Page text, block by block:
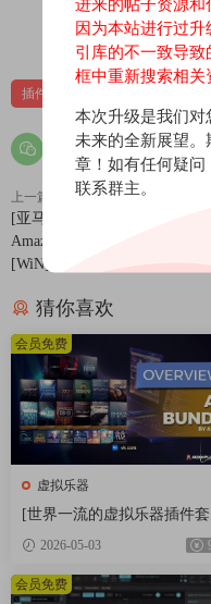
A bucket full of old school
Updated MH HaloVerb
Create your perfect space
Updated MH Multiband
Sometimes the best EQ is a
Updated MH Multiband
Expand your horizons
Updated MH
Sophisticated Transient
A witch says,
* No iLok Driver
* Our release loads
legit version.
0
插件
上一篇
[亚马逊音频转换器工具
Amazon Music Converter v1.9.1
[WiN]（159Mb）
猜你喜欢
虚拟乐器
[世界一流的虚拟乐器插件套
装] AIR Music Technology
uments Bundle 2025-R2R
（5.92GB）
2026-05-03
会员免费
会员免费
因为本站进行过
引库的不一致导
框中重新搜索相关
本次升级是我们
未来的全新展望。
章！如有任何疑问
联系群主。